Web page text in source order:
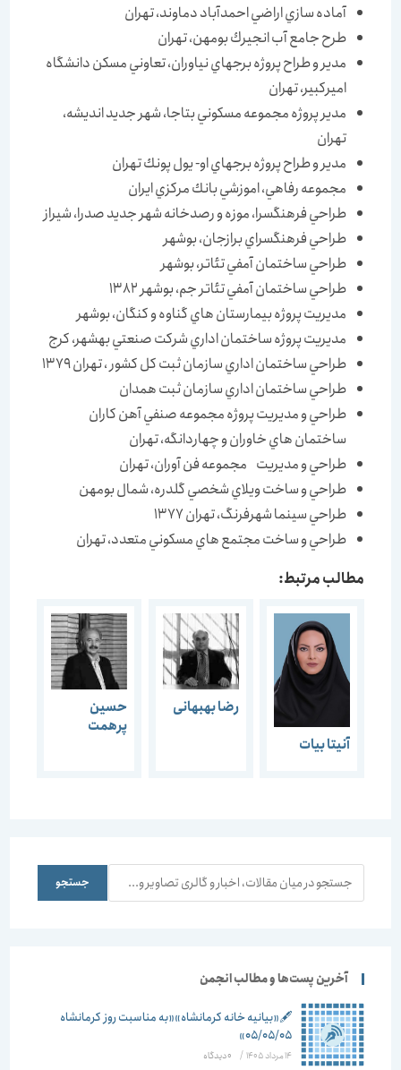
آماده سازي اراضي احمدآباد دماوند، تهران
طرح جامع آب انجيرك بومهن، تهران
مدير و طراح پروژه برجهاي نياوران، تعاوني مسكن دانشگاه
اميركبير، تهران
مدير پروژه مجموعه مسكوني بتاجا، شهر جديد انديشه،
تهران
مدير و طراح پروژه برجهاي او- يول پونك تهران
مجموعه رفاهي، اموزشي بانك مركزي ايران
طراحي فرهنگسرا، موزه و رصدخانه شهر جديد صدرا، شيراز
طراحي فرهنگسراي برازجان، بوشهر
طراحي ساختمان آمفي تئاتر، بوشهر
طراحي ساختمان آمفي تئاتر جم، بوشهر 1382
مديريت پروژه بيمارستان هاي گناوه و كنگان، بوشهر
مديريت پروژه ساختمان اداري شركت صنعتي بهشهر، كرج
طراحي ساختمان اداري سازمان ثبت كل كشور ، تهران 1379
طراحي ساختمان اداري سازمان ثبت همدان
طراحي و مديريت پروژه مجموعه صنفي آهن كاران
ساختمان هاي خاوران و چهاردانگه، تهران
طراحي و مديريت مجموعه فن آوران، تهران
طراحي و ساخت ويلاي شخصي گلدره، شمال بومهن
طراحي سينما شهرفرنگ، تهران 1377
طراحي و ساخت مجتمع هاي مسكوني متعدد، تهران
مطالب مرتبط:
آنیتا بیات
رضا بهبهانی
حسین
پرهمت
جستجو
آخرین پست‌ها و مطالب انجمن
🖋️«بیانیه خانه کرمانشاه»«به مناسبت روز کرمانشاه
۰۵/۰۵/۰۵»
14 مرداد 1405 / ۰ دیدگاه